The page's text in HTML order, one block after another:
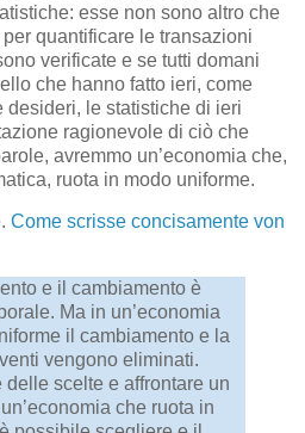
esse non sono altro che
quantificare le transazioni
verificate e se tutti domani
che hanno fatto ieri, come
desideri, le statistiche di ieri
ragionevole di ciò che
avremmo un’economia che,
ruota in modo uniforme.
Come scrisse concisamente von
e il cambiamento è
Ma in un’economia
il cambiamento e la
vengono eliminati.
scelte e affrontare un
che ruota in